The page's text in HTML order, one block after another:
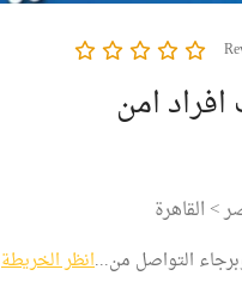
امن
> القاهرة
التواصل من...انظر الخريطة